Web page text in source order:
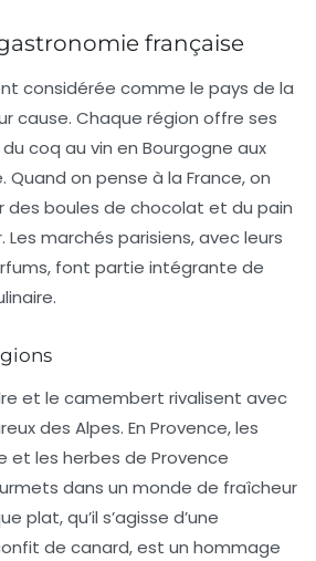
française
considérée comme le pays de la
cause. Chaque région offre ses
coq au vin en Bourgogne aux
Quand on pense à la France, on
des boules de chocolat et du pain
marchés parisiens, avec leurs
font partie intégrante de
et le camembert rivalisent avec
des Alpes. En Provence, les
et les herbes de Provence
dans un monde de fraîcheur
plat, qu’il s’agisse d’une
de canard, est un hommage